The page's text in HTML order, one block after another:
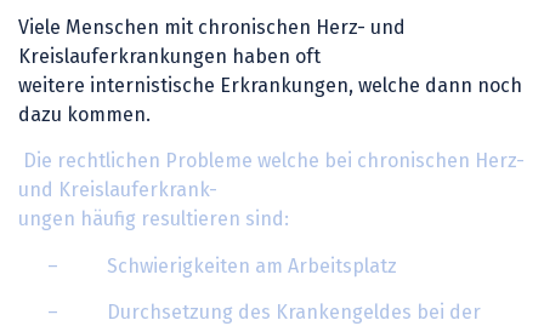
Viele Menschen mit chronischen Herz- und
Kreislauferkrankungen haben oft
weitere internistische Erkrankungen, welche dann noch
dazu kommen.
Die rechtlichen Probleme welche bei chronischen Herz-
und Kreislauferkrank-
ungen häufig resultieren sind:
– Schwierigkeiten am Arbeitsplatz
– Durchsetzung des Krankengeldes bei der